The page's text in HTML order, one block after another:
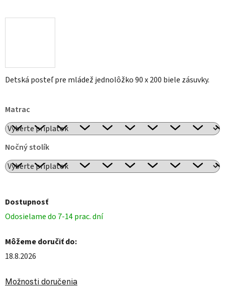
Detská posteľ pre mládež jednolôžko 90 x 200 biele zásuvky.
Matrac
Nočný stolík
Dostupnosť
Odosielame do 7-14 prac. dní
Môžeme doručiť do:
18.8.2026
Možnosti doručenia